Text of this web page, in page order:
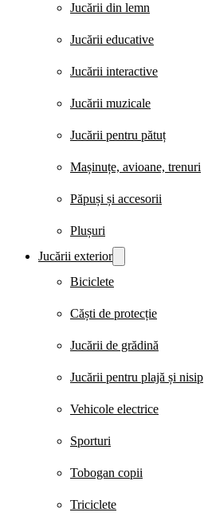
Jucării din lemn
Jucării educative
Jucării interactive
Jucării muzicale
Jucării pentru pătuț
Mașinuțe, avioane, trenuri
Păpuși și accesorii
Plușuri
Jucării exterior
Biciclete
Căști de protecție
Jucării de grădină
Jucării pentru plajă și nisip
Vehicole electrice
Sporturi
Tobogan copii
Triciclete